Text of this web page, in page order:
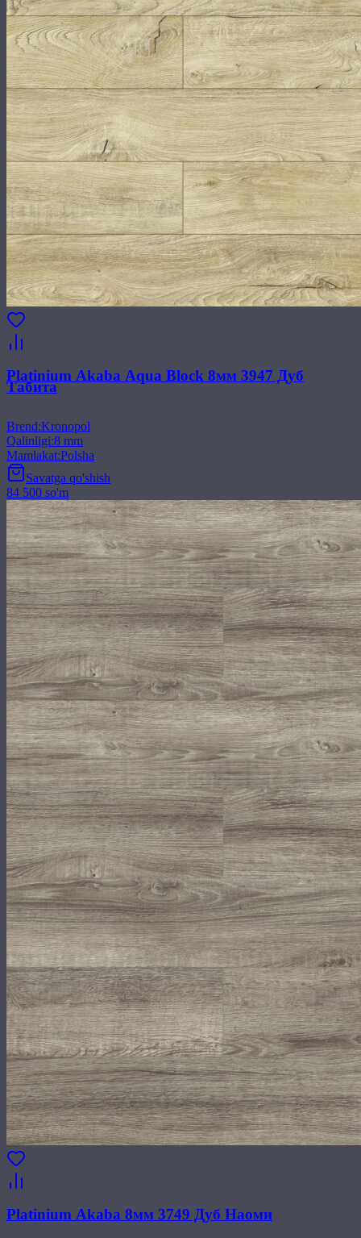
Platinium Akaba Aqua Block 8мм 3947 Дуб
Табита
Brend:Kronopol
Qalinligi:8 mm
Mamlakat:Polsha
Savatga qo'shish
84 500 so'm
Platinium Akaba 8мм 3749 Дуб Наоми